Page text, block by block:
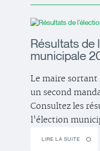
Résultats de
municipale
Le maire sortant
un second
Consultez les
l'élection
LIRE LA SUITE